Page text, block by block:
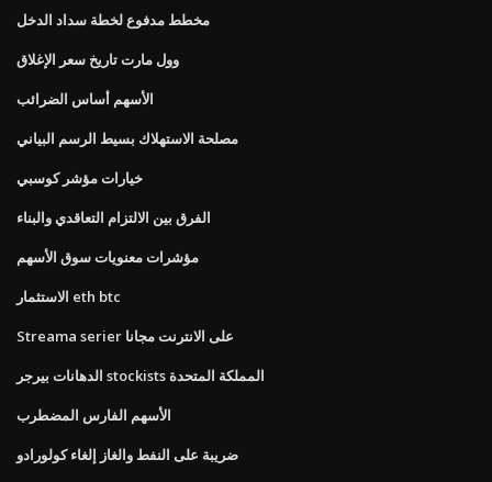
مخطط مدفوع لخطة سداد الدخل
وول مارت تاريخ سعر الإغلاق
الأسهم أساس الضرائب
مصلحة الاستهلاك بسيط الرسم البياني
خيارات مؤشر كوسبي
الفرق بين الالتزام التعاقدي والبناء
مؤشرات معنويات سوق الأسهم
الاستثمار eth btc
Streama serier على الانترنت مجانا
الدهانات بيرجر stockists المملكة المتحدة
الأسهم الفارس المضطرب
ضريبة على النفط والغاز إلغاء كولورادو